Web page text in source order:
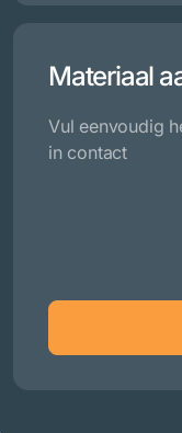
Materiaal
Vul eenvoudig
in contact